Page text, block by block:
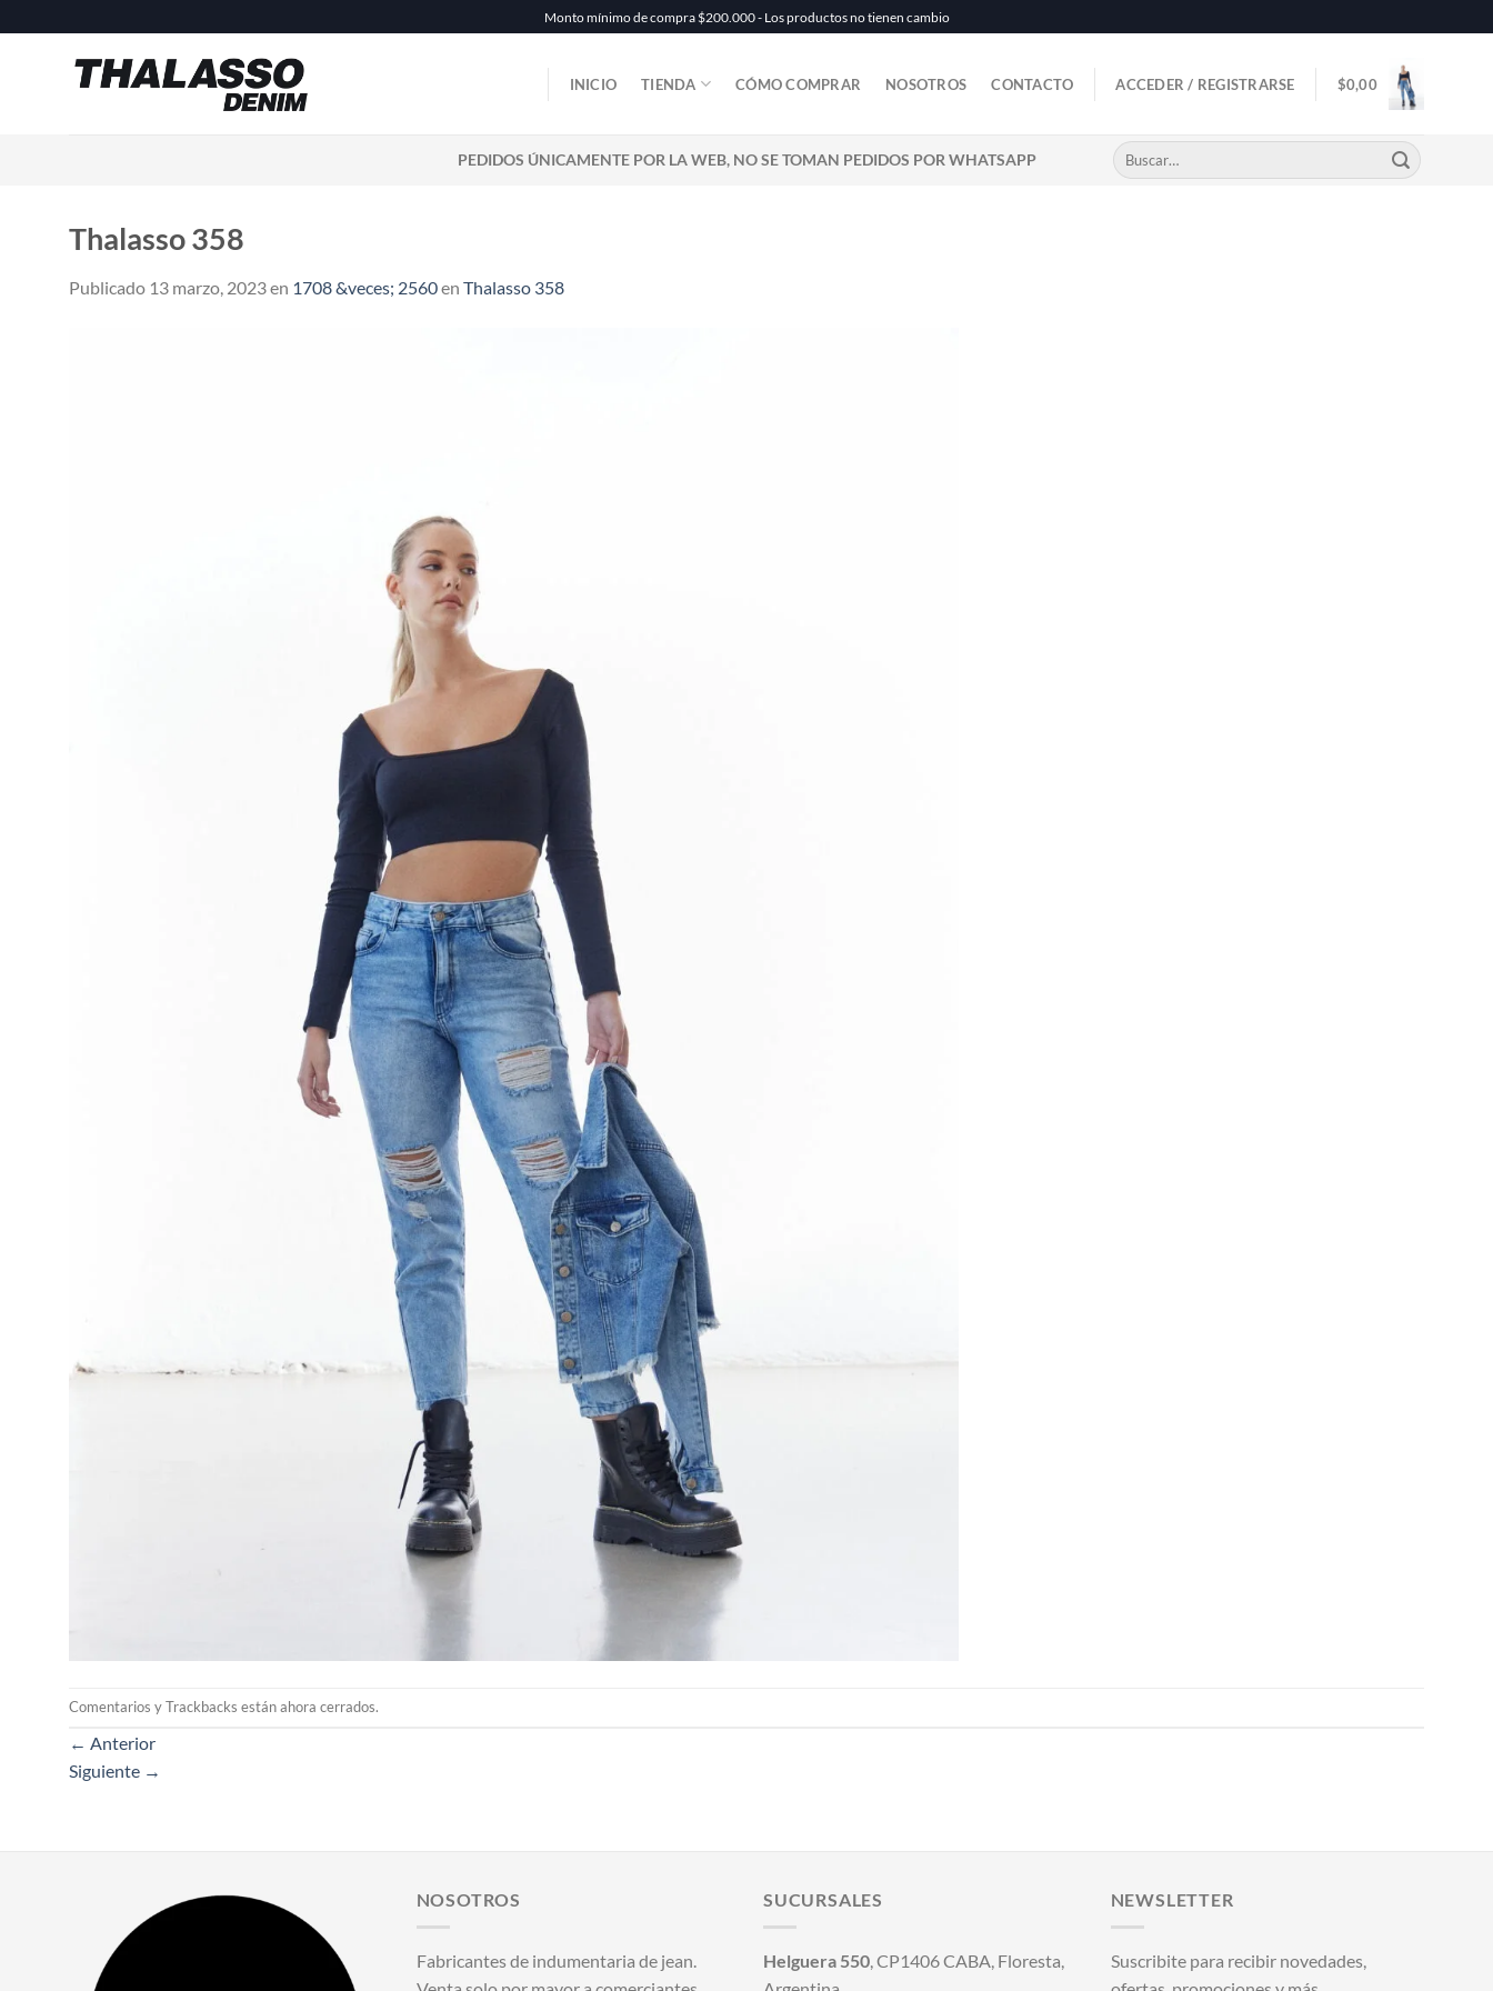
al
contenido
Monto mínimo de compra $200.000 - Los productos no tienen cambio
INICIO TIENDA CÓMO COMPRAR NOSOTROS CONTACTO ACCEDER / REGISTRARSE $0,00
PEDIDOS ÚNICAMENTE POR LA WEB, NO SE TOMAN PEDIDOS POR WHATSAPP
Buscar
por:
Thalasso 358
Publicado 13 marzo, 2023en 1708 &veces; 2560en Thalasso 358
Comentarios y Trackbacks están ahora cerrados.
← Anterior
Siguiente →
NOSOTROS
Fabricantes de indumentaria de jean.
SUCURSALES
Helguera 550 , CP1406 CABA, Floresta,
NEWSLETTER
Suscribite para recibir novedades,